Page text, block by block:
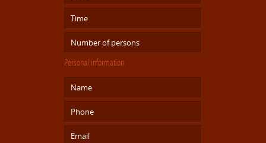
Personal information